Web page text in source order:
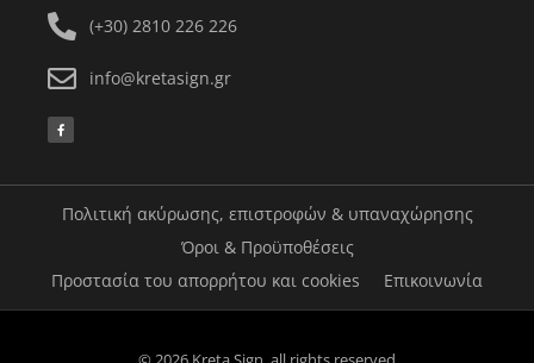
(+30) 2810 226 226
info@kretasign.gr
F
a
c
o
kΠολιτική ακύρωσης, επιστροφών & υπαναχώρησης
Όροι & Προϋποθέσεις
Προστασία του απορρήτου και cookies
Επικοινωνία